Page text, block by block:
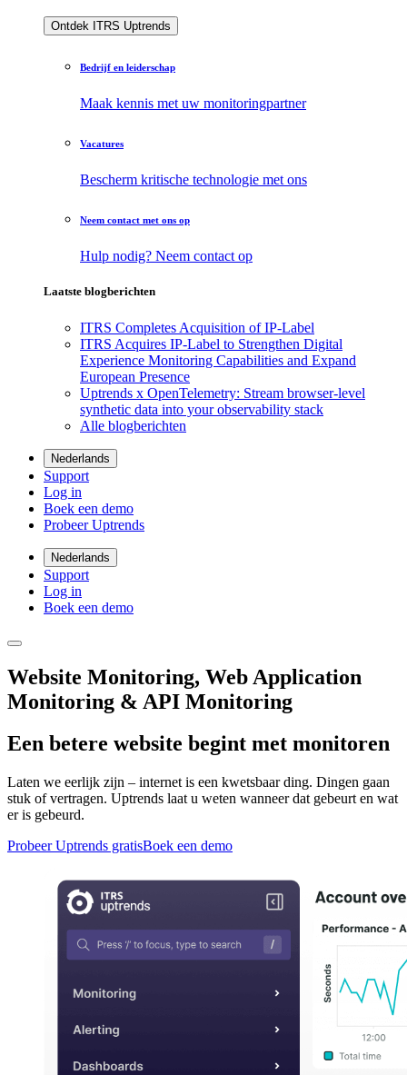
Ontdek ITRS Uptrends
Bedrijf en leiderschap
Maak kennis met uw monitoringpartner
Vacatures
Bescherm kritische technologie met ons
Neem contact met ons op
Hulp nodig? Neem contact op
Laatste blogberichten
ITRS Completes Acquisition of IP-Label
ITRS Acquires IP-Label to Strengthen Digital
Experience Monitoring Capabilities and Expand
European Presence
Uptrends x OpenTelemetry: Stream browser-level
synthetic data into your observability stack
Alle blogberichten
Nederlands
Support
Log in
Boek een demo
Probeer Uptrends
Nederlands
Support
Log in
Boek een demo
Website Monitoring, Web Application
Monitoring & API Monitoring
Een betere website begint met monitoren
Laten we eerlijk zijn – internet is een kwetsbaar ding. Dingen gaan
stuk of vertragen. Uptrends laat u weten wanneer dat gebeurt en wat
er is gebeurd.
Probeer Uptrends gratisBoek een demo